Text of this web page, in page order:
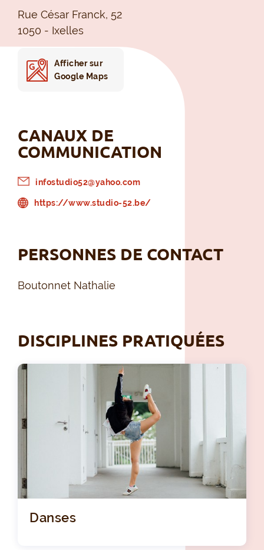
Rue César Franck, 52
1050 - Ixelles
Afficher sur
Google Maps
CANAUX DE
COMMUNICATION
infostudio52@yahoo.com
https://www.studio-52.be/
PERSONNES DE CONTACT
Boutonnet Nathalie
DISCIPLINES PRATIQUÉES
Danses